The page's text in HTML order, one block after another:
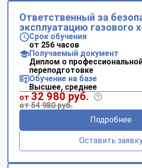
Ответственный за
эксплуатацию газового
Срок обучения
от 256 часов
Получаемый документ
Диплом о
переподготовке
Обучение на базе
Высшее, среднее
от 32 980 руб.
от 54 980 руб.
Подробнее
Оставить